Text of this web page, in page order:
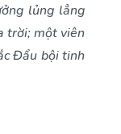
lủng lẳng
trời; một viên
Đẩu bội tinh